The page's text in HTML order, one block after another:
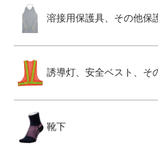
溶接用保護具、その他保
誘導灯、安全ベスト、そ
靴下